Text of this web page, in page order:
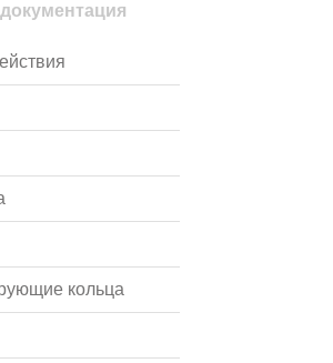
кольца